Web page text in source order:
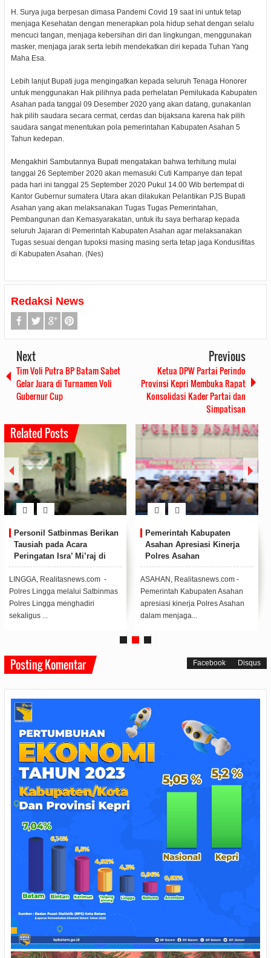
H. Surya juga berpesan dimasa Pandemi Covid 19 saat ini untuk tetap
menjaga Kesehatan dengan menerapkan pola hidup sehat dengan selalu
mencuci tangan, menjaga kebersihan diri dan lingkungan, menggunakan
masker, menjaga jarak serta lebih mendekatkan diri kepada Tuhan Yang
Maha Esa.
Lebih lanjut Bupati juga mengingatkan kepada seluruh Tenaga Honorer
untuk menggunakan Hak pilihnya pada perhelatan Pemilukada Kabupaten
Asahan pada tanggal 09 Desember 2020 yang akan datang, gunakanlan
hak pilih saudara secara cermat, cerdas dan bijaksana karena hak pilih
saudara sangat menentukan pola pemerintahan Kabupaten Asahan 5
Tahun kedepan.
Mengakhiri Sambutannya Bupati mengatakan bahwa terhitung mulai
tanggal 26 September 2020 akan memasuki Cuti Kampanye dan tepat
pada hari ini tanggal 25 September 2020 Pukul 14.00 Wib bertempat di
Kantor Gubernur sumatera Utara akan dilakukan Pelantikan PJS Bupati
Asahan yang akan melaksanakan Tugas Tugas Pemerintahan,
Pembangunan dan Kemasyarakatan, untuk itu saya berharap kepada
seluruh Jajaran di Pemerintah Kabupaten Asahan agar melaksanakan
Tugas sesuai dengan tupoksi masing masing serta tetap jaga Kondusifitas
di Kabupaten Asahan. (Nes)
Redaksi News
Next
Tim Voli Putra BP Batam Sabet
Gelar Juara di Turnamen Voli
Gubernur Cup
Previous
Ketua DPW Partai Perindo
Provinsi Kepri Membuka Rapat
Konsolidasi Kader Partai dan
Simpatisan
Related Posts
Personil Satbinmas Berikan
Tausiah pada Acara
Peringatan Isra’ Mi’raj di
SMPN 1 Singkep Pesisir
LINGGA, Realitasnews.com -
Polres Lingga melalui Satbinmas
Polres Lingga menghadiri
sekaligus ...
Pemerintah Kabupaten
Asahan Apresiasi Kinerja
Polres Asahan
ASAHAN, Realitasnews.com -
Pemerintah Kabupaten Asahan
apresiasi kinerja Polres Asahan
dalam menjaga...
Posting Komentar Facebook Disqus